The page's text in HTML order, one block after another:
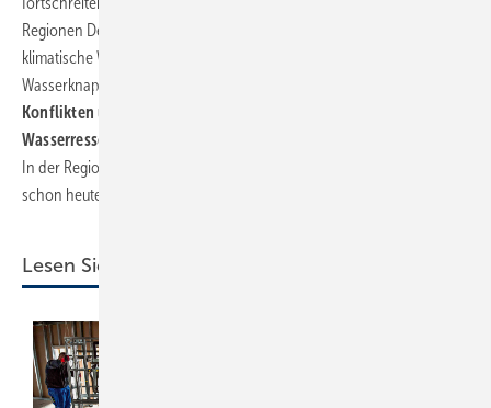
Regionen Deutschlands weiter zuspitzen kann, in denen die
klimatische Wasserbilanz bereits heute ungünstig ist. Zunehmende
Wasserknappheit und häufigere Dürreperioden können
Konflikten um die Nutzung vor allem von oberflächennahen
Wasserressourcen, aber auch von Grundwasserreserven führen.
In der Region Berlin-Brandenburg oder im Großraum Frankfurt ist dies
schon heute der Fall.
Lesen Sie auch: